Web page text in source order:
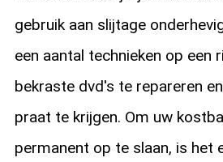
gebruik aan slijtage
een aantal technieken op een
bekraste dvd's te repareren
praat te krijgen. Om uw
permanent op te slaan, is het